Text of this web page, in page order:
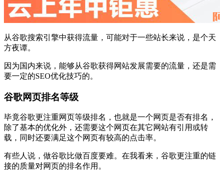
从谷歌搜索引擎中获得流量，可能对于一些站长来说，是个天
方夜谭。
因为国内来说，能够从谷歌获得网站发展需要的流量，还是需
要一定的SEO优化技巧的。
谷歌网页排名等级
毕竟谷歌更注重网页等级排名，也就是一个网页是否有排名，
除了基本的优化外，还需要这个网页在其它网站有引用或转
载，同时还要满足这个网页有较高的点击率。
有些人说，做谷歌比做百度要难。在我看来，谷歌更注重的链
接的质量对网页的排名作用。